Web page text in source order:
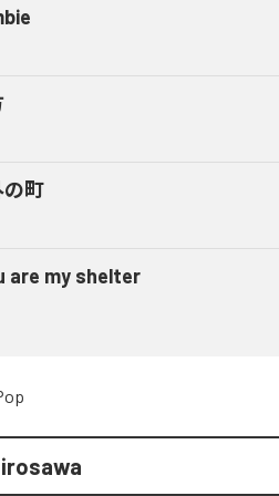
町
are my shelter